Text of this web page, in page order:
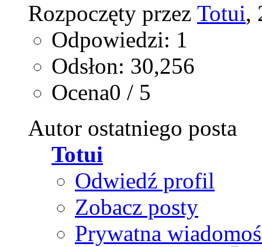
Rozpoczęty przez Totui,
Odpowiedzi: 1
Odsłon: 30,256
Ocena0 / 5
Autor ostatniego posta
Totui
Odwiedź profil
Zobacz posty
Prywatna